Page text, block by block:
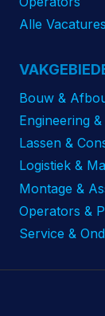
Alle Vacatures
Bouw &
Engineering
Lassen &
Logistiek &
Montage &
Operators &
Service &